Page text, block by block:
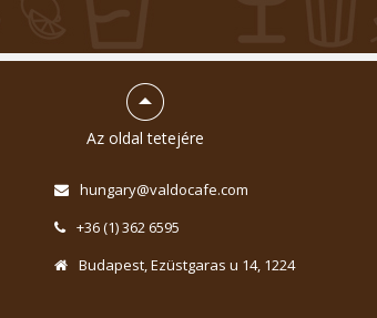
Az oldal tetejére
hungary@valdocafe.com
+36 (1) 362 6595
Budapest, Ezüstgaras u 14, 1224